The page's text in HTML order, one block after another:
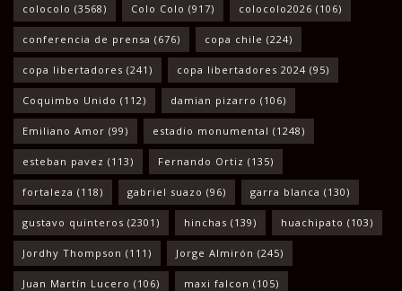
colocolo (3568) Colo Colo (917) colocolo2026 (106)
conferencia de prensa (676) copa chile (224)
copa libertadores (241) copa libertadores 2024 (95)
Coquimbo Unido (112) damian pizarro (106)
Emiliano Amor (99) estadio monumental (1248)
esteban pavez (113) Fernando Ortiz (135)
fortaleza (118) gabriel suazo (96) garra blanca (130)
gustavo quinteros (2301) hinchas (139) huachipato (103)
Jordhy Thompson (111) Jorge Almirón (245)
Juan Martín Lucero (106) maxi falcon (105)